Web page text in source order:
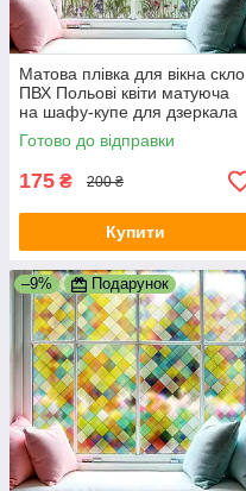
Матова плівка для вікна скло
ПВХ Польові квіти матуюча
на шафу-купе для дзеркала
1000х500 мм
Готово до відправки
175 ₴ 200 ₴
Купити
–9% Подарунок